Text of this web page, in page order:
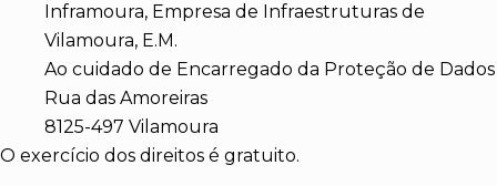
Inframoura, Empresa de Infraestruturas de
Vilamoura, E.M.
Ao cuidado de Encarregado da Proteção de Dados
Rua das Amoreiras
8125-497 Vilamoura
O exercício dos direitos é gratuito.